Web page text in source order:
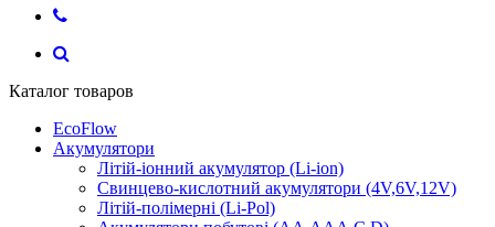
Каталог товаров
EcoFlow
Акумулятори
Літій-іонний акумулятор (Li-ion)
Свинцево-кислотний акумулятори (4V,6V,12V)
Літій-полімерні (Li-Pol)